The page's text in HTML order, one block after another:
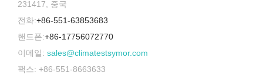
231417, 중국
전화:+86-551-63853683
핸드폰:+86-17756072770
이메일: sales@climatestsymor.com
팩스: +86-551-8663633